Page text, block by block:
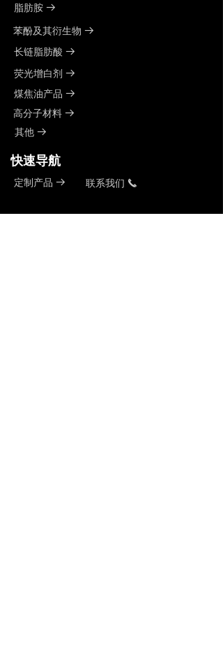
煤焦油产品 뀠
联系我们 끅
定制产品 뀠
快速导航
高分子材料 뀠
长链脂肪酸 뀠
苯酚及其衍生物 뀠
荧光增白剂 뀠
其他 뀠
脂肪胺 뀠